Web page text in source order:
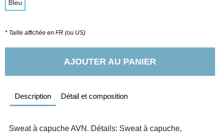
Bleu
* Taille affichée en FR (ou US)
AJOUTER AU PANIER
Description Détail et composition
Sweat à capuche AVN. Détails: Sweat à capuche,